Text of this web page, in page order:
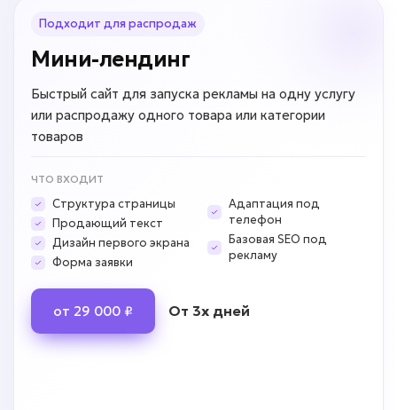
Подходит для распродаж
Мини-лендинг
Быстрый сайт для запуска рекламы на одну услугу
или распродажу одного товара или категории
товаров
ЧТО ВХОДИТ
Структура страницы
Продающий текст
Дизайн первого экрана
Форма заявки
Адаптация под
телефон
Базовая SEO под
рекламу
от 29 000 ₽ От 3х дней